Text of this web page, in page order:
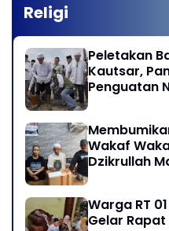
Religi
Peletakan
Kautsar,
Penguatan
Wakaf
Dzikrullah
Warga RT
Gelar